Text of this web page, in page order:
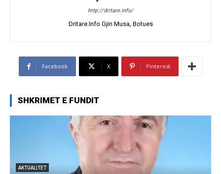
http://dritare.info/
Dritare.Info Gjin Musa, Botues
Facebook X Pinterest
SHKRIMET E FUNDIT